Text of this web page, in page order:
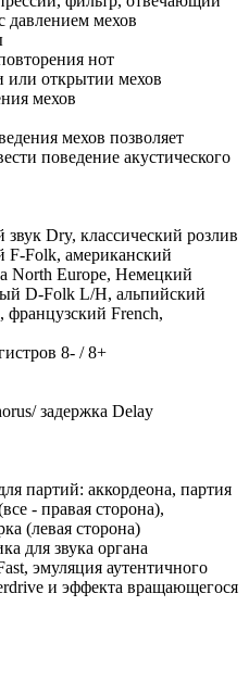
давлением мехов
нот
или открытии мехов
мехов
мехов позволяет
поведение акустического
Dry, классический розлив
F-Folk, американский
North Europe, Немецкий
D-Folk L/H, альпийский
французский French,
8- / 8+
задержка Delay
партий: аккордеона, партия
- правая сторона),
(левая сторона)
для звука органа
эмуляция аутентичного
и эффекта вращающегося